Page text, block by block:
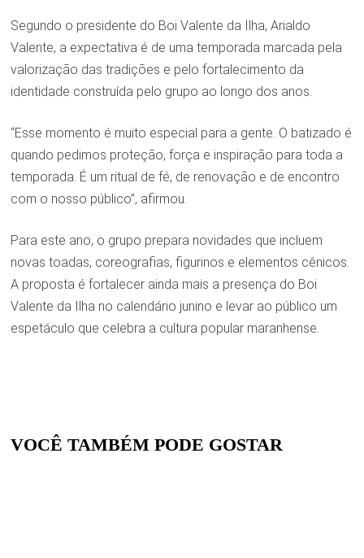
Segundo o presidente do Boi Valente da Ilha, Arialdo
Valente, a expectativa é de uma temporada marcada pela
valorização das tradições e pelo fortalecimento da
identidade construída pelo grupo ao longo dos anos.
“Esse momento é muito especial para a gente. O batizado é
quando pedimos proteção, força e inspiração para toda a
temporada. É um ritual de fé, de renovação e de encontro
com o nosso público”, afirmou.
Para este ano, o grupo prepara novidades que incluem
novas toadas, coreografias, figurinos e elementos cênicos.
A proposta é fortalecer ainda mais a presença do Boi
Valente da Ilha no calendário junino e levar ao público um
espetáculo que celebra a cultura popular maranhense.
VOCÊ TAMBÉM PODE GOSTAR